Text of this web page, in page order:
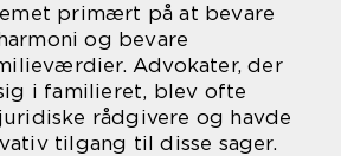
primært på at bevare
og bevare
Advokater, der
i familieret, blev ofte
rådgivere og havde
tilgang til disse sager.